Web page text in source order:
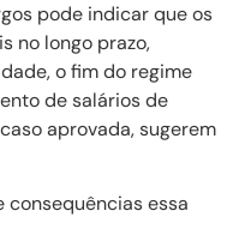
pode indicar que os
no longo prazo,
o fim do regime
de salários de
aprovada, sugerem
consequências essa